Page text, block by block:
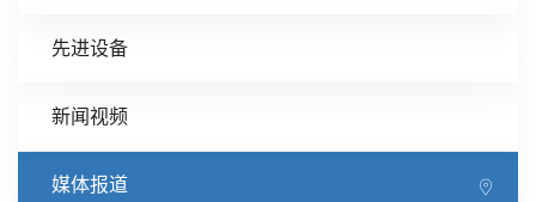
先进设备
新闻视频
媒体报道